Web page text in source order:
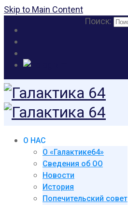
Skip to Main Content
Поиск:
О НАС
О «Галактике64»
Сведения об ОО
Новости
История
Попечительский совет